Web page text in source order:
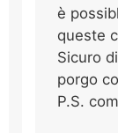
è
queste
Sicuro
porgo
P.S.